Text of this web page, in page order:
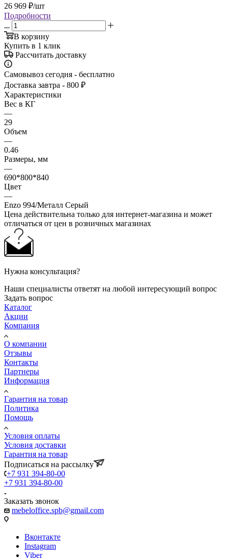
26 969 ₽/шт
Подробности
В корзину
Купить в 1 клик
Рассчитать доставку
Самовывоз сегодня - бесплатно
Доставка завтра - 800 ₽
Характеристики
Вес в КГ
—
29
Объем
—
0.46
Размеры, мм
—
690*800*840
Цвет
—
Enzo 994/Металл Серый
Цена действительна только для интернет-магазина и может
отличаться от цен в розничных магазинах
Нужна консультация?
Наши специалисты ответят на любой интересующий вопрос
Задать вопрос
Каталог
Акции
Компания
О компании
Отзывы
Контакты
Партнеры
Информация
Гарантия на товар
Политика
Помощь
Условия оплаты
Условия доставки
Гарантия на товар
Подписаться на рассылку
+7 931 394-80-00
+7 931 394-80-00
Заказать звонок
mebeloffice.spb@gmail.com
Вконтакте
Instagram
Viber